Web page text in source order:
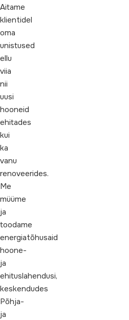
Aitame
klientidel
oma
unistused
ellu
viia
nii
uusi
hooneid
ehitades
kui
ka
vanu
renoveerides.
Me
müüme
ja
toodame
energiatõhusaid
hoone-
ja
ehituslahendusi,
keskendudes
Põhja-
ja